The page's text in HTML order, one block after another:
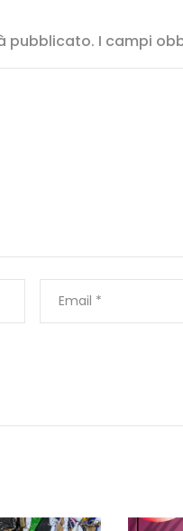
pubblicato. I campi